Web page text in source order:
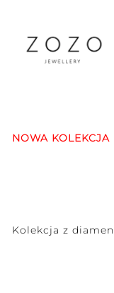
NOWA KOLEKCJA
Kolekcja z